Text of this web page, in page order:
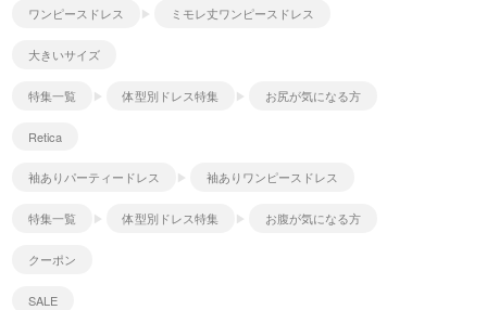
ワンピースドレス ミモレ丈ワンピースドレス
大きいサイズ
特集一覧 体型別ドレス特集 お尻が気になる方
Retica
袖ありパーティードレス 袖ありワンピースドレス
特集一覧 体型別ドレス特集 お腹が気になる方
クーポン
SALE